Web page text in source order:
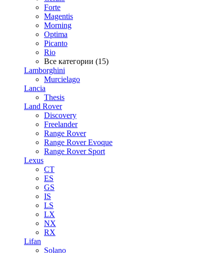
Forte
Magentis
Morning
Optima
Picanto
Rio
Все категории (15)
Lamborghini
Murcielago
Lancia
Thesis
Land Rover
Discovery
Freelander
Range Rover
Range Rover Evoque
Range Rover Sport
Lexus
CT
ES
GS
IS
LS
LX
NX
RX
Lifan
Solano